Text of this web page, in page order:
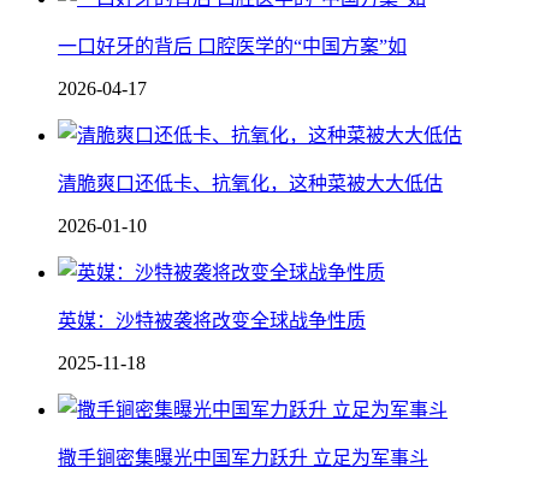
一口好牙的背后 口腔医学的“中国方案”如
2026-04-17
清脆爽口还低卡、抗氧化，这种菜被大大低估
2026-01-10
英媒：沙特被袭将改变全球战争性质
2025-11-18
撒手锏密集曝光中国军力跃升 立足为军事斗